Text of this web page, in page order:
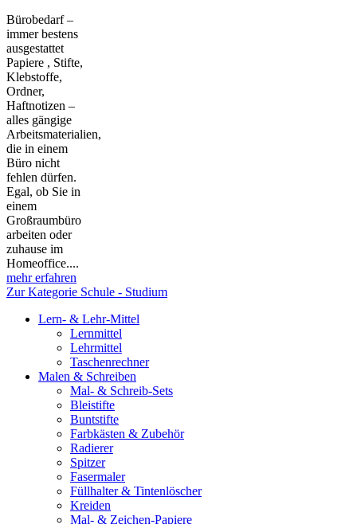
Bürobedarf –
immer bestens
ausgestattet
Papiere , Stifte,
Klebstoffe,
Ordner,
Haftnotizen –
alles gängige
Arbeitsmaterialien,
die in einem
Büro nicht
fehlen dürfen.
Egal, ob Sie in
einem
Großraumbüro
arbeiten oder
zuhause im
Homeoffice....
mehr erfahren
Zur Kategorie Schule - Studium
Lern- & Lehr-Mittel
Lernmittel
Lehrmittel
Taschenrechner
Malen & Schreiben
Mal- & Schreib-Sets
Bleistifte
Buntstifte
Farbkästen & Zubehör
Radierer
Spitzer
Fasermaler
Füllhalter & Tintenlöscher
Kreiden
Mal- & Zeichen-Papiere